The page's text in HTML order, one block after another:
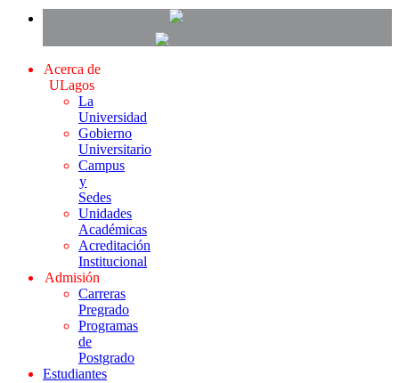
Acerca de
ULagos
La
Universidad
Gobierno
Universitario
Campus
y
Sedes
Unidades
Académicas
Acreditación
Institucional
Admisión
Carreras
Pregrado
Programas
de
Postgrado
Estudiantes